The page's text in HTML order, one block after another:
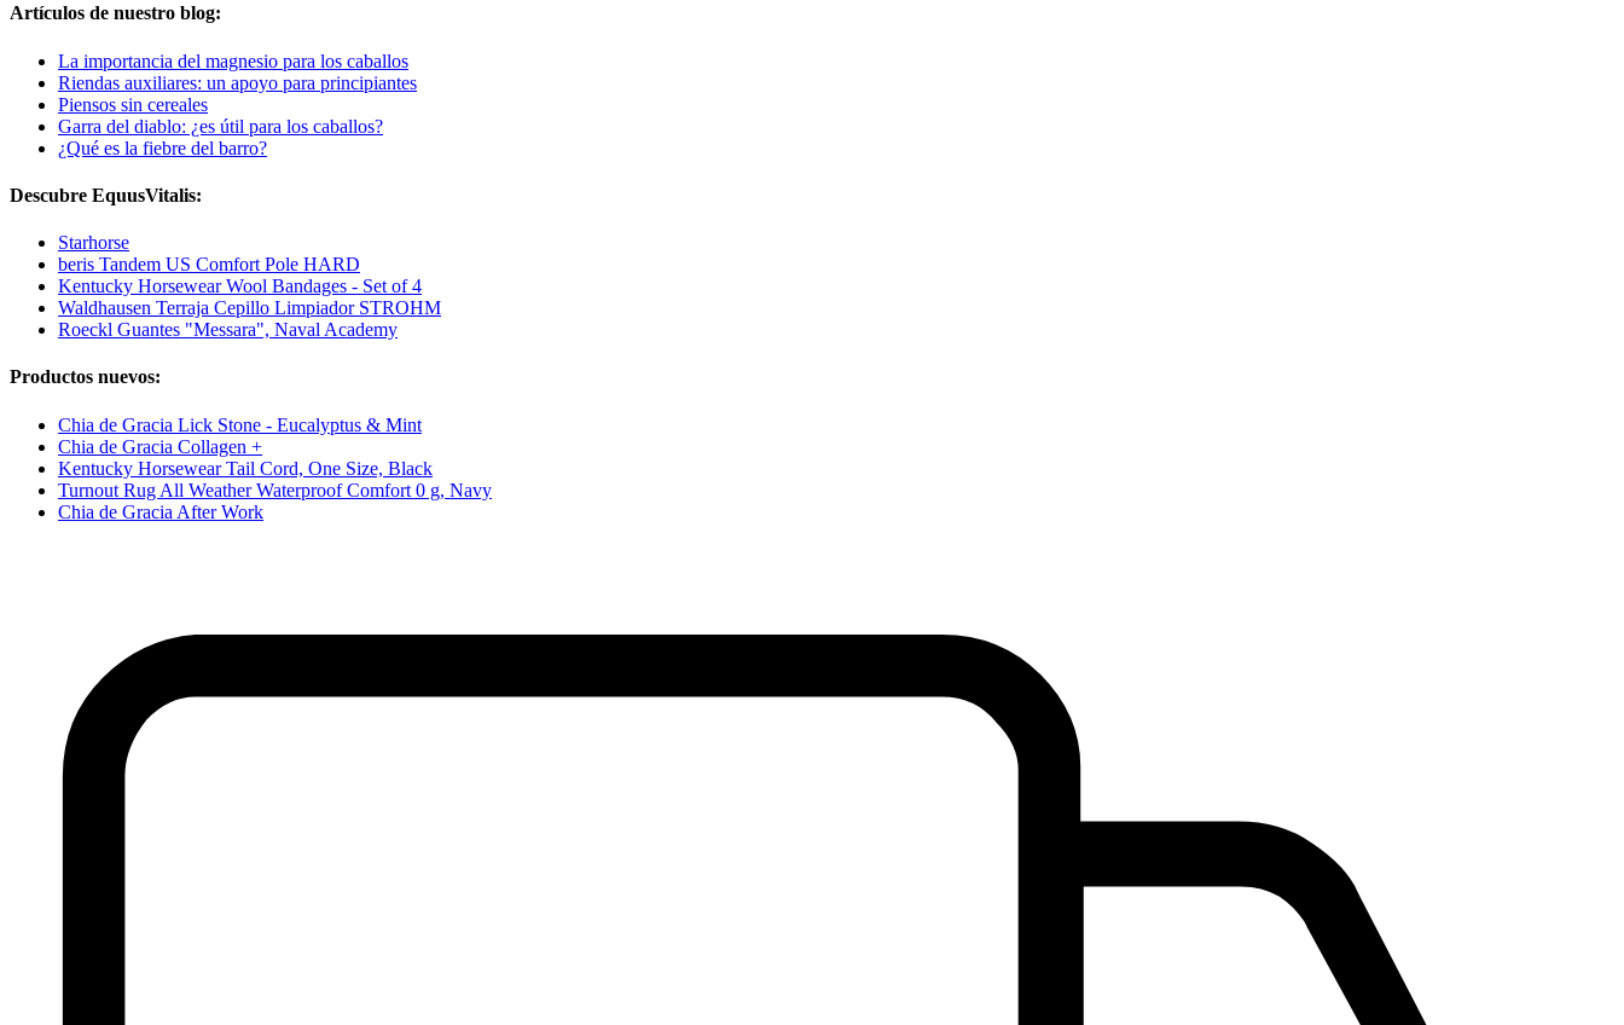
Artículos de nuestro blog:
La importancia del magnesio para los caballos
Riendas auxiliares: un apoyo para principiantes
Piensos sin cereales
Garra del diablo: ¿es útil para los caballos?
¿Qué es la fiebre del barro?
Descubre EquusVitalis:
Starhorse
beris Tandem US Comfort Pole HARD
Kentucky Horsewear Wool Bandages - Set of 4
Waldhausen Terraja Cepillo Limpiador STROHM
Roeckl Guantes "Messara", Naval Academy
Productos nuevos:
Chia de Gracia Lick Stone - Eucalyptus & Mint
Chia de Gracia Collagen +
Kentucky Horsewear Tail Cord, One Size, Black
Turnout Rug All Weather Waterproof Comfort 0 g, Navy
Chia de Gracia After Work